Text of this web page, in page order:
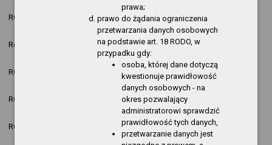
ROK 2025
08:22:11
Jakub Kasprzyk
Regulamin Pracy
2025-12-08
08:17:06
Krzysztof Kozak
ROK 2025
2025-12-08
Jakub Kasprzyk nowa pozycja
ROK 2025
Anna Bartczak-
Nowak
ROK 2025 Jakub Kasprzyk nowa pozycja
prawa;
prawo do żądania ograniczenia
przetwarzania danych osobowych
na podstawie art. 18 RODO, w
przypadku gdy:
osoba, której dane dotyczą
kwestionuje prawidłowość
danych osobowych - na
okres pozwalający
administratorowi sprawdzić
prawidłowość tych danych,
przetwarzanie danych jest